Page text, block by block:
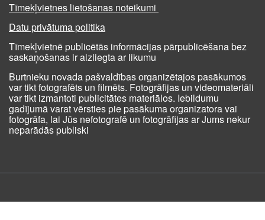
Tīmekļvietnes lietošanas noteikumi
Datu privātuma politika
Tīmekļvietnē publicētās informācijas pārpublicēšana bez
saskaņošanas ir aizliegta ar likumu
Burtnieku novada pašvaldības organizētajos pasākumos
var tikt fotografēts un filmēts. Fotogrāfijas un videomateriāli
var tikt izmantoti publicitātes materiālos. Iebildumu
gadījumā varat vērsties pie pasākuma organizatora vai
fotogrāfa, lai Jūs nefotografē un fotogrāfijas ar Jums nekur
neparādās publiski